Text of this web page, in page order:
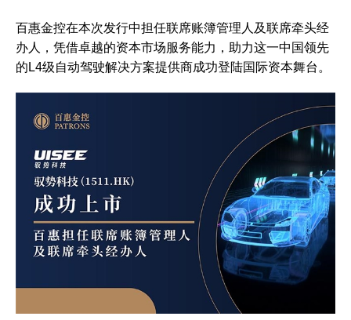
百惠金控在本次发行中担任联席账簿管理人及联席牵头经
办人，凭借卓越的资本市场服务能力，助力这一中国领先
的L4级自动驾驶解决方案提供商成功登陆国际资本舞台。